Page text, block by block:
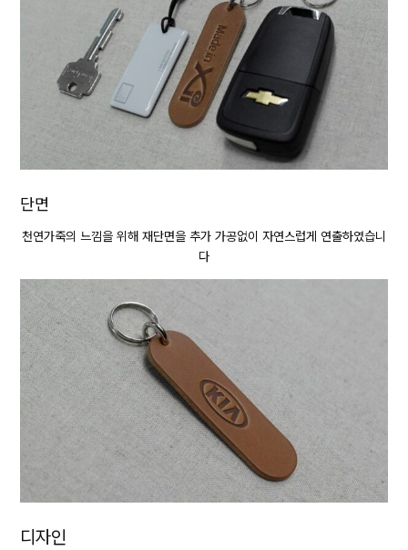
단면
천연가죽의 느낌을 위해 재단면을 추가 가공없이 자연스럽게 연출하였습니
다
디자인